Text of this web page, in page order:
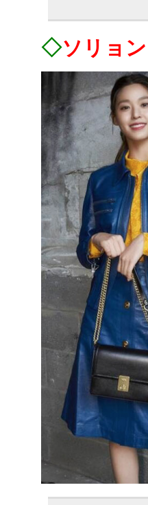
◇ソリョン